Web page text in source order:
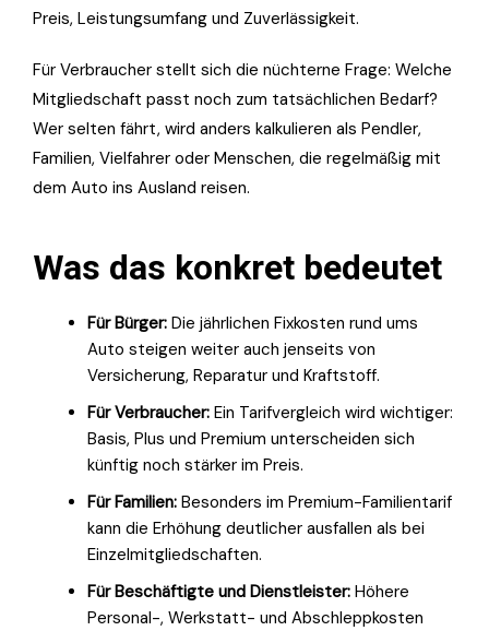
Preis, Leistungsumfang und Zuverlässigkeit.
Für Verbraucher stellt sich die nüchterne Frage: Welche
Mitgliedschaft passt noch zum tatsächlichen Bedarf?
Wer selten fährt, wird anders kalkulieren als Pendler,
Familien, Vielfahrer oder Menschen, die regelmäßig mit
dem Auto ins Ausland reisen.
Was das konkret bedeutet
Für Bürger: Die jährlichen Fixkosten rund ums
Auto steigen weiter auch jenseits von
Versicherung, Reparatur und Kraftstoff.
Für Verbraucher: Ein Tarifvergleich wird wichtiger:
Basis, Plus und Premium unterscheiden sich
künftig noch stärker im Preis.
Für Familien: Besonders im Premium-Familientarif
kann die Erhöhung deutlicher ausfallen als bei
Einzelmitgliedschaften.
Für Beschäftigte und Dienstleister: Höhere
Personal-, Werkstatt- und Abschleppkosten